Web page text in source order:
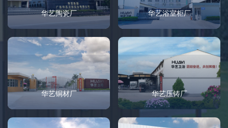
华艺陶瓷厂 华艺浴室柜厂
华艺铜材厂 华艺压铸厂